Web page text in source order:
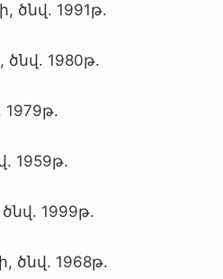
ծնվ. 1991թ.
1980թ.
1959թ.
1999թ.
1968թ.